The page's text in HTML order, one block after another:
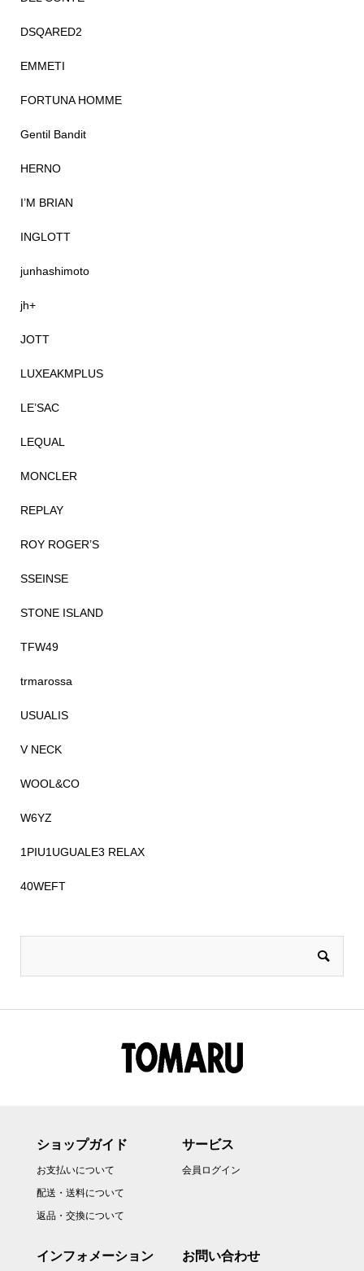
DSQARED2
EMMETI
FORTUNA HOMME
Gentil Bandit
HERNO
I’M BRIAN
INGLOTT
junhashimoto
jh+
JOTT
LUXEAKMPLUS
LE’SAC
LEQUAL
MONCLER
REPLAY
ROY ROGER’S
SSEINSE
STONE ISLAND
TFW49
trmarossa
USUALIS
V NECK
WOOL&CO
W6YZ
1PIU1UGUALE3 RELAX
40WEFT
ショップガイド
お支払いについて
配送・送料について
返品・交換について
サービス
会員ログイン
インフォメーション お問い合わせ